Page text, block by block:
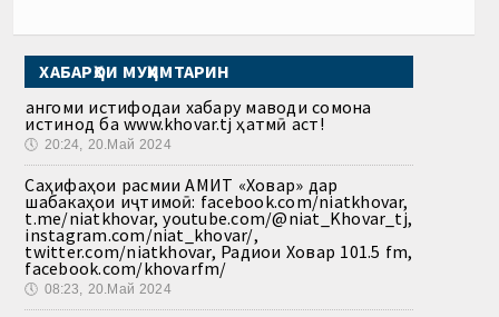
ХАБАРҲОИ МУҲИМТАРИН
Ҳангоми истифодаи хабару маводи сомона
истинод ба www.khovar.tj ҳатмӣ аст!
🕔 20:24, 20.Май 2024
Саҳифаҳои расмии АМИТ «Ховар» дар
шабакаҳои иҷтимоӣ: facebook.com/niatkhovar,
t.me/niatkhovar, youtube.com/@niat_Khovar_tj,
instagram.com/niat_khovar/,
twitter.com/niatkhovar, Радиои Ховар 101.5 fm,
facebook.com/khovarfm/
🕔 08:23, 20.Май 2024